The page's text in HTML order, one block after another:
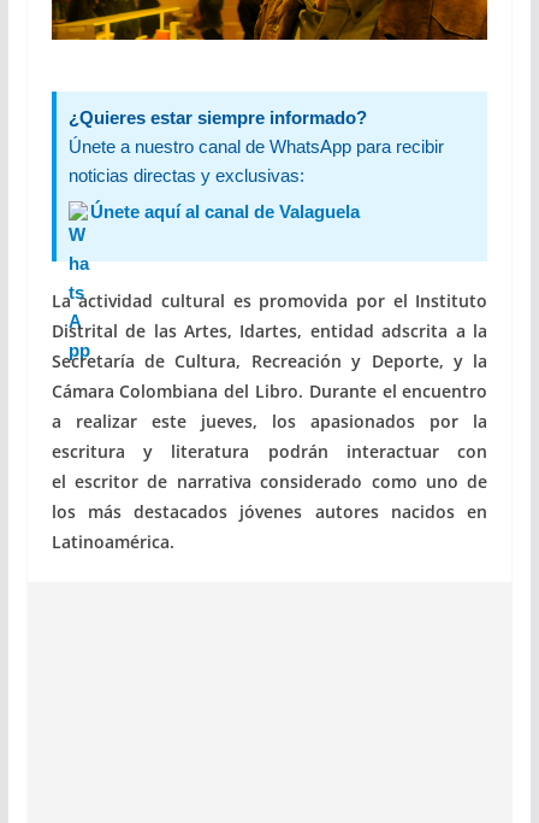
¿Quieres estar siempre informado?
Únete a nuestro canal de WhatsApp para recibir
noticias directas y exclusivas:
Únete aquí al canal de Valaguela
La actividad cultural es promovida por el Instituto
Distrital de las Artes, Idartes, entidad adscrita a la
Secretaría de Cultura, Recreación y Deporte, y la
Cámara Colombiana del Libro. Durante el encuentro
a realizar este jueves, los apasionados por la
escritura y literatura podrán interactuar con
el escritor de narrativa considerado como uno de
los más destacados jóvenes autores nacidos en
Latinoamérica.